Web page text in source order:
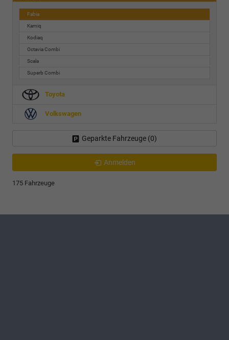
Fabia
Kamiq
Kodiaq
Octavia Combi
Scala
Superb Combi
Toyota
Volkswagen
Geparkte Fahrzeuge (0)
Anmelden
175 Fahrzeuge